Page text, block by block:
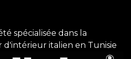
spécialisée dans la
d'intérieur italien en Tunisie